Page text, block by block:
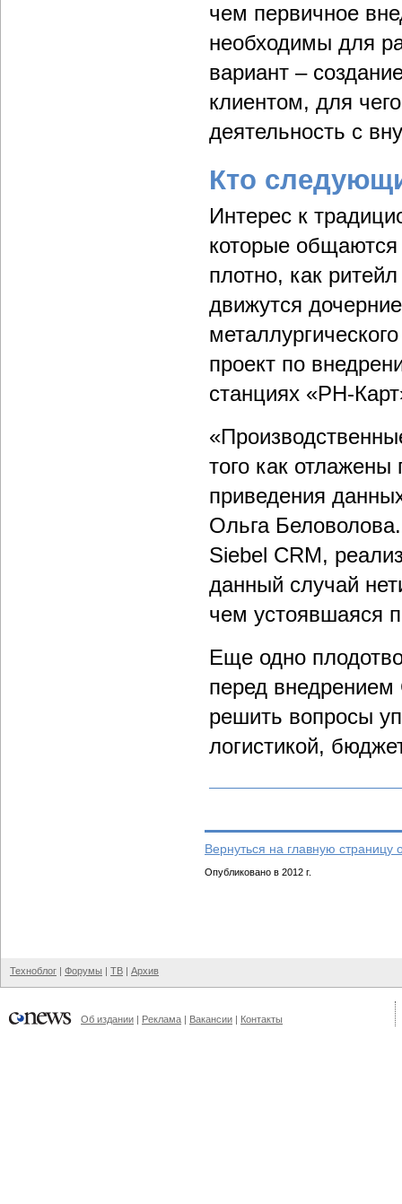
чем первичное
необходимы для
вариант –
клиентом, для
деятельность с
Кто
Интерес к
которые
плотно, как
движутся
проект по
станциях «РН-
того как
приведения
Ольга
Siebel CRM,
данный случай
чем устоявшаяся
Еще одно
перед внедрением
решить вопросы
логистикой,
Вернуться на главную страницу
Опубликовано в 2012 г.
Техноблог | Форумы | ТВ | Архив
Об издании | Реклама | Вакансии | Контакты